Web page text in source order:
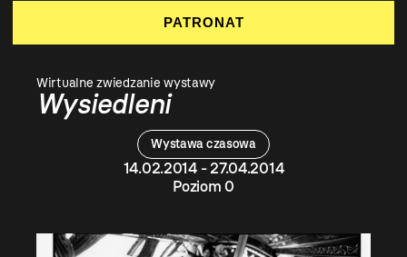
PATRONAT
Wirtualne zwiedzanie wystawy
Wystawa czasowa
14.02.2014 - 27.04.2014
Poziom 0
Wysiedleni